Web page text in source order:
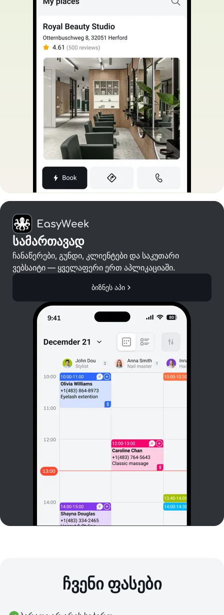
სამართავად
ჩანაწერები, გუნდი, კლიენტები და საკუთარი
ვებსაიტი — ყველაფერი ერთ აპლიკაციაში.
ბიზნეს აპი
ჩვენი ფასები